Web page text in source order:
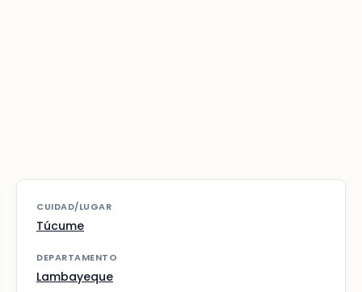
CUIDAD/LUGAR
Túcume
DEPARTAMENTO
Lambayeque